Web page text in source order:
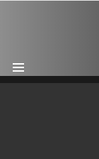
Menu